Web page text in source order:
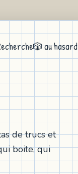
🎲 au hasard
de trucs et
boite, qui